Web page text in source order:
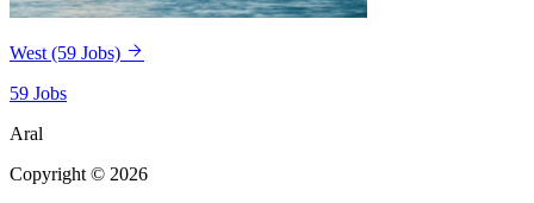
West (59 Jobs)
59 Jobs
Aral
Copyright © 2026